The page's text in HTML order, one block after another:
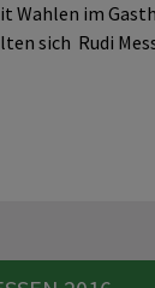
Wahlen im
sich Rudi